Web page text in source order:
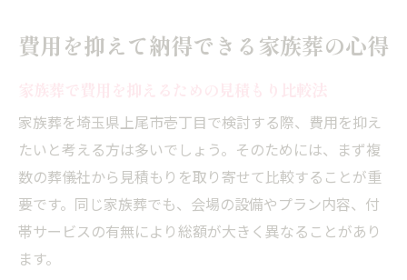
費用を抑えて納得できる家族葬の心得
家族葬を埼玉県上尾市壱丁目で検討する際、費用を抑え
たいと考える方は多いでしょう。そのためには、まず複
数の葬儀社から見積もりを取り寄せて比較することが重
要です。同じ家族葬でも、会場の設備やプラン内容、付
帯サービスの有無により総額が大きく異なることがあり
ます。